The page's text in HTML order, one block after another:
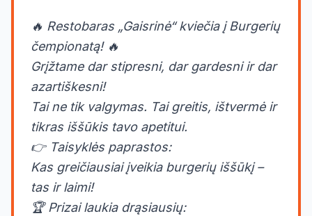
🔥 Restobaras „Gaisrinė“ kviečia į Burgerių
čempionatą! 🔥
Grįžtame dar stipresni, dar gardesni ir dar
azartiškesni!
Tai ne tik valgymas. Tai greitis, ištvermė ir
tikras iššūkis tavo apetitui.
👉 Taisyklės paprastos:
Kas greičiausiai įveikia burgerių iššūkį –
tas ir laimi!
🏆 Prizai laukia drąsiausių: